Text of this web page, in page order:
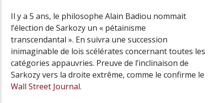
Il y a 5 ans, le philosophe Alain Badiou nommait
l’élection de Sarkozy un « pétainisme
transcendantal ». En suivra une succession
inimaginable de lois scélérates concernant toutes les
catégories appauvries. Preuve de l’inclinaison de
Sarkozy vers la droite extrême, comme le confirme le
Wall Street Journal.